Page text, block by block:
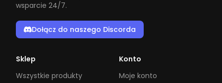
wsparcie 24/7.
Dołącz do naszego Discorda
Sklep
Wszystkie produkty
Konto
Moje konto